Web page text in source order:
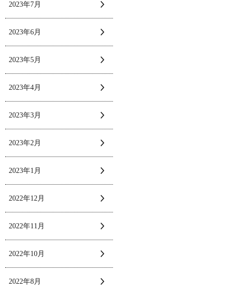
2023年7月
2023年6月
2023年5月
2023年4月
2023年3月
2023年2月
2023年1月
2022年12月
2022年11月
2022年10月
2022年8月